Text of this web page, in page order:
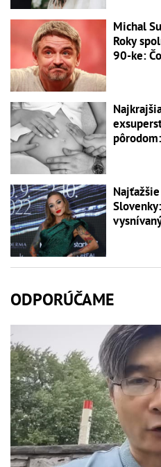
Michal
Roky
90-ke:
ODPORÚČAME